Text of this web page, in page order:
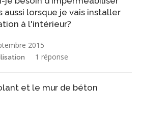
aussi lorsque je vais installer
à l'intérieur?
2015
1 réponse
et le mur de béton